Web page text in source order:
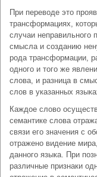
При переводе это
трансформациях,
случаи неправильного
смысла и созданию
рода трансформации,
одного и того же
слова, и разница в
слов в указанных
Каждое слово
семантике слова
связи его значения с
отражено видение
данного языка. При
различные признаки